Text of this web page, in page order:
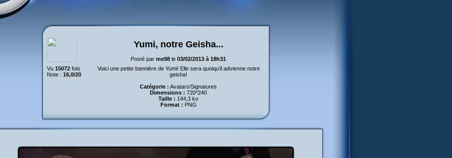
Yumi, notre Geisha...
Posté par me98 le 03/02/2013 à 18h31
Vu 15072 fois
Note : 16,0/20
Voici une petite bannière de Yumi! Elle sera quoiqu'il advienne notre
geisha!
Catégorie : Avatars/Signatures
Dimensions : 720*240
Taille : 144,3 ko
Format : PNG